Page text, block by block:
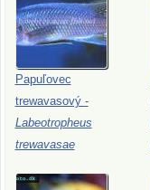
Papuľovec
trewavasový -
Labeotropheus
trewavasae